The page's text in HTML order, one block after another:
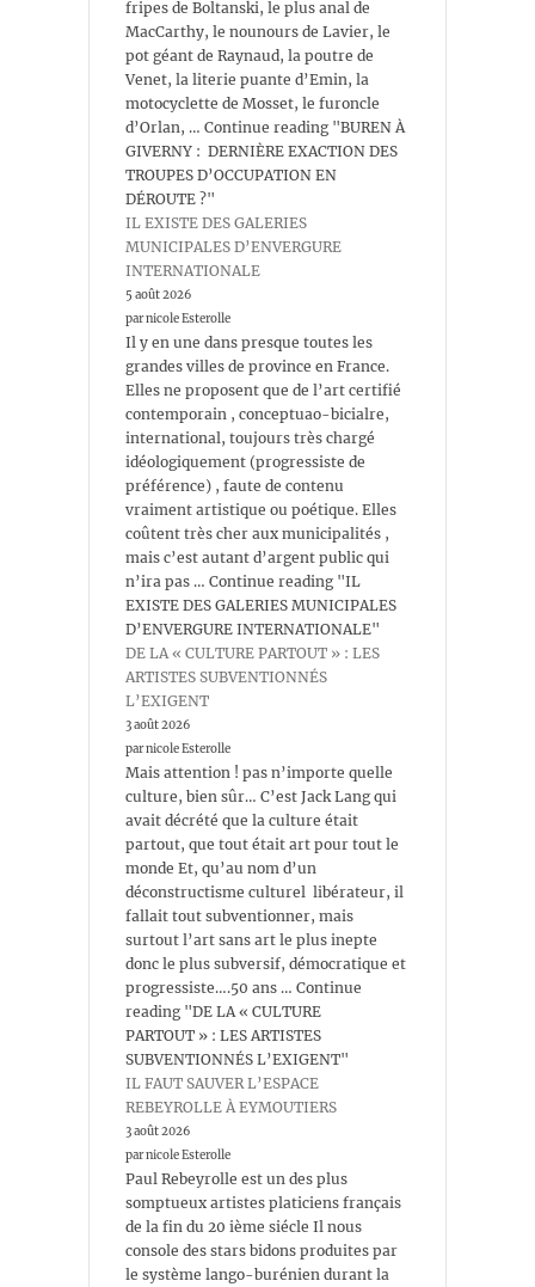
fripes de Boltanski, le plus anal de
MacCarthy, le nounours de Lavier, le
pot géant de Raynaud, la poutre de
Venet, la literie puante d’Emin, la
motocyclette de Mosset, le furoncle
d’Orlan, … Continue reading "BUREN À
GIVERNY : DERNIÈRE EXACTION DES
TROUPES D’OCCUPATION EN
DÉROUTE ?"
IL EXISTE DES GALERIES
MUNICIPALES D’ENVERGURE
INTERNATIONALE
5 août 2026
par nicole Esterolle
Il y en une dans presque toutes les
grandes villes de province en France.
Elles ne proposent que de l’art certifié
contemporain , conceptuao-bicialre,
international, toujours très chargé
idéologiquement (progressiste de
préférence) , faute de contenu
vraiment artistique ou poétique. Elles
coûtent très cher aux municipalités ,
mais c’est autant d’argent public qui
n’ira pas … Continue reading "IL
EXISTE DES GALERIES MUNICIPALES
D’ENVERGURE INTERNATIONALE"
DE LA « CULTURE PARTOUT » : LES
ARTISTES SUBVENTIONNÉS
L’EXIGENT
3 août 2026
par nicole Esterolle
Mais attention ! pas n’importe quelle
culture, bien sûr… C’est Jack Lang qui
avait décrété que la culture était
partout, que tout était art pour tout le
monde Et, qu’au nom d’un
déconstructisme culturel libérateur, il
fallait tout subventionner, mais
surtout l’art sans art le plus inepte
donc le plus subversif, démocratique et
progressiste….50 ans … Continue
reading "DE LA « CULTURE
PARTOUT » : LES ARTISTES
SUBVENTIONNÉS L’EXIGENT"
IL FAUT SAUVER L’ESPACE
REBEYROLLE À EYMOUTIERS
3 août 2026
par nicole Esterolle
Paul Rebeyrolle est un des plus
somptueux artistes platiciens français
de la fin du 20 ième siécle Il nous
console des stars bidons produites par
le système lango-burénien durant la